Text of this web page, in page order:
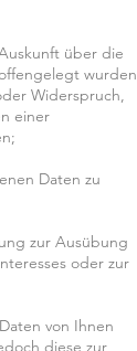
über die
wurden
Widerspruch,
einer
Daten zu
zur Ausübung
oder zur
von Ihnen
diese zur